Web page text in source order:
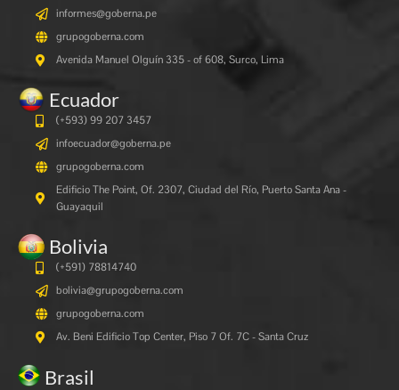
informes@goberna.pe
grupogoberna.com
Avenida Manuel Olguín 335 - of 608, Surco, Lima
Ecuador
(+593) 99 207 3457
infoecuador@goberna.pe
grupogoberna.com
Edificio The Point, Of. 2307, Ciudad del Río, Puerto Santa Ana -
Guayaquil
Bolivia
(+591) 78814740
bolivia@grupogoberna.com
grupogoberna.com
Av. Beni Edificio Top Center, Piso 7 Of. 7C - Santa Cruz
Brasil